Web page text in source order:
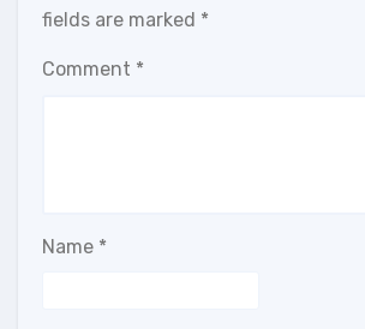
fields are marked *
Comment *
Name *